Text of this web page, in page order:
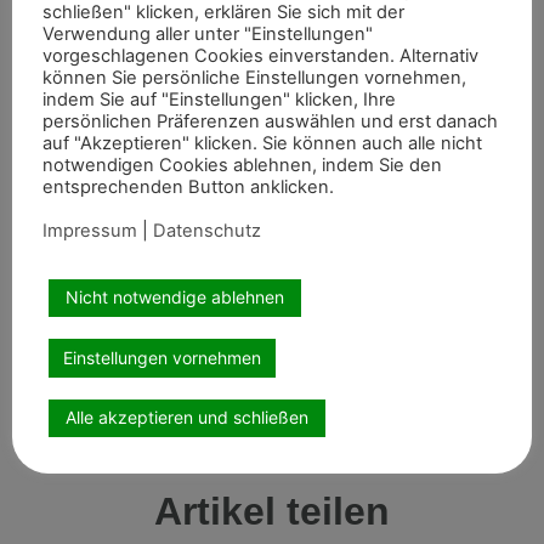
Und auch VereinskollegeFabio Ring ging bei der
Voltigier-EMim Junioren Einzel der Herren erfolgreich
den Start. Der 16-Jährige aus Bergisch Gladbachstartete
in der ersten Wertungsprüfung mit einer Note von 7.525 in
den Wettbewerb. In der zweiten Wertungsprüfung
steigerte er seine Leistung auf dem Rücken von
Voltigierpferd Max und erhielt hier
abschließenden Kür er
Endergebnis von 7.558 bedeutete. Hiermit konnte sich
Fabio Ring zu den zehn besten Startern zählen und
hierfür dieSchleife mit nach Hause nehmen.
Fotos: Agnes Werhahn
Artikel teilen
schließen" klicken, erklären Sie sich mit der
Verwendung aller unter "Einstellungen"
vorgeschlagenen Cookies einverstanden. Alternativ
können Sie persönliche Einstellungen vornehmen,
indem Sie auf "Einstellungen" klicken, Ihre
persönlichen Präferenzen auswählen und erst danach
auf "Akzeptieren" klicken. Sie können auch alle nicht
notwendigen Cookies ablehnen, indem Sie den
entsprechenden Button anklicken.
Impressum
Datenschutz
Nicht notwendige ablehnen
Einstellungen vornehmen
Alle akzeptieren und schließen